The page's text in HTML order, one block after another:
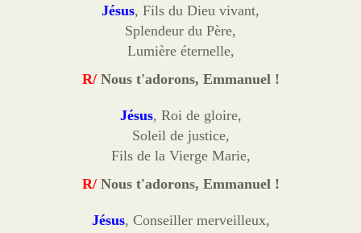
Ma Chaîne YouTube
Jésus, Fils du Dieu vivant,
Splendeur du Père,
Lumière éternelle,
R/ Nous t'adorons, Emmanuel !
Jésus, Roi de gloire,
Soleil de justice,
Fils de la Vierge Marie,
R/ Nous t'adorons, Emmanuel !
Jésus, Conseiller merveilleux,